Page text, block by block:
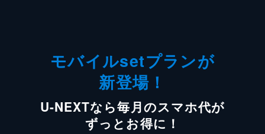
モバイルsetプランが
新登場！
U-NEXTなら毎月のスマホ代が
ずっとお得に！